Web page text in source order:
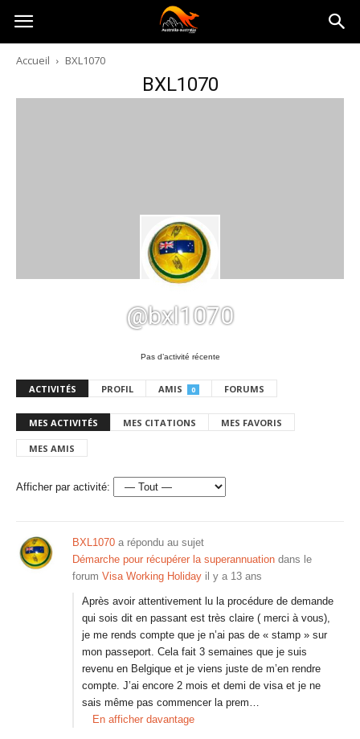
Australia-
australie.com
Accueil BXL1070
BXL1070
@bxl1070
Pas d’activité récente
ACTIVITÉS PROFIL AMIS 0 FORUMS
MES ACTIVITÉS MES CITATIONS MES FAVORIS
MES AMIS
Afficher par activité:
BXL1070 a répondu au sujet
Démarche pour récupérer la superannuation dans le
forum Visa Working Holiday il y a 13 ans
Après avoir attentivement lu la procédure de demande
qui sois dit en passant est très claire ( merci à vous),
je me rends compte que je n’ai pas de « stamp » sur
mon passeport. Cela fait 3 semaines que je suis
revenu en Belgique et je viens juste de m’en rendre
compte. J’ai encore 2 mois et demi de visa et je ne
sais même pas commencer la prem…
En afficher davantage